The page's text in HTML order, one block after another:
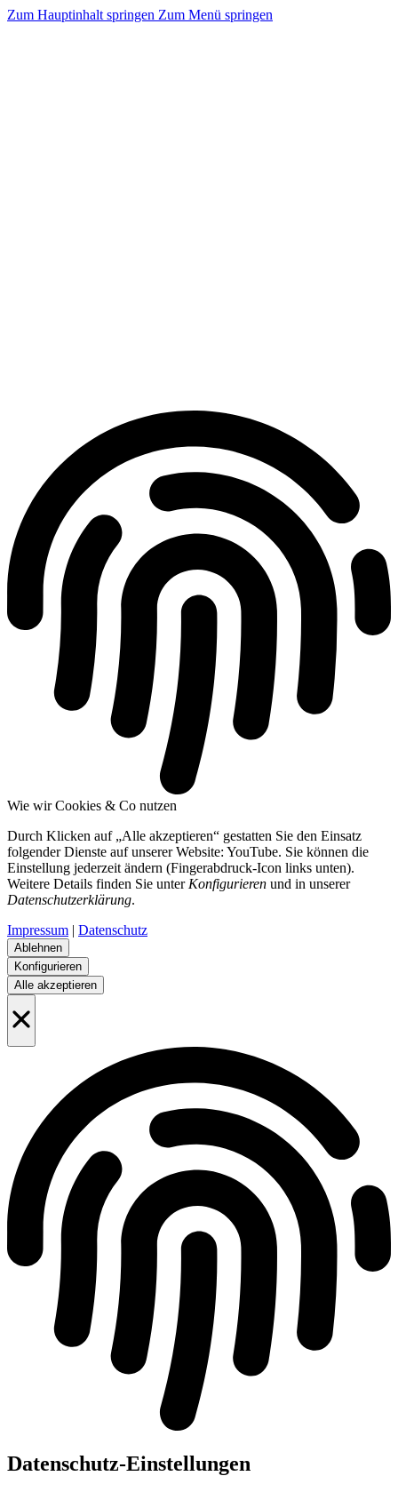
Zum Hauptinhalt springen Zum Menü springen
Wie wir Cookies & Co nutzen
Durch Klicken auf „Alle akzeptieren“ gestatten Sie den Einsatz
folgender Dienste auf unserer Website: YouTube. Sie können die
Einstellung jederzeit ändern (Fingerabdruck-Icon links unten).
Weitere Details finden Sie unter Konfigurieren und in unserer
Datenschutzerklärung.
Impressum | Datenschutz
Ablehnen
Konfigurieren
Alle akzeptieren
Datenschutz-Einstellungen